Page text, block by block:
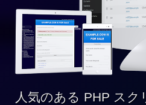
完
全
互
人気のある PHP スク